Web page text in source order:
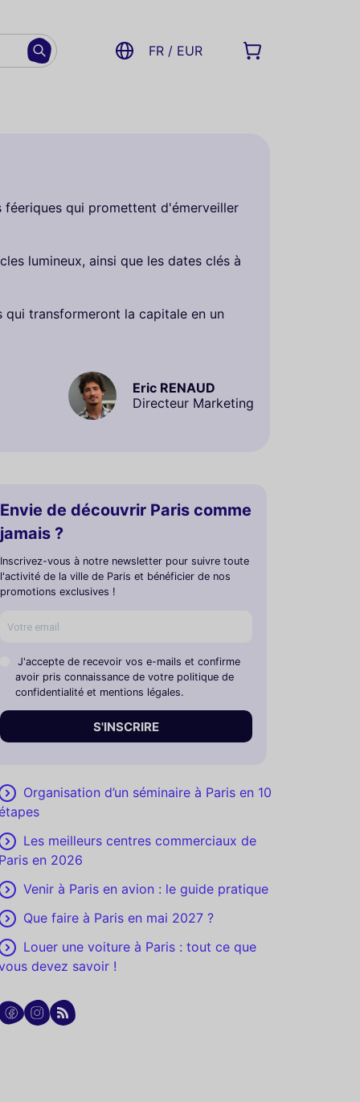
FR / EUR
féeriques qui promettent d'émerveiller
lumineux, ainsi que les dates clés à
transformeront la capitale en un
Eric RENAUD
Directeur Marketing
Envie de découvrir Paris comme
jamais ?
Inscrivez-vous à notre newsletter pour suivre toute
l'activité de la ville de Paris et bénéficier de nos
promotions exclusives !
J'accepte de recevoir vos e-mails et confirme
avoir pris connaissance de votre politique de
confidentialité et mentions légales.
S'INSCRIRE
Organisation d’un séminaire à Paris en 10
Les meilleurs centres commerciaux de
en 2026
Venir à Paris en avion : le guide pratique
Que faire à Paris en mai 2027 ?
Louer une voiture à Paris : tout ce que
devez savoir !